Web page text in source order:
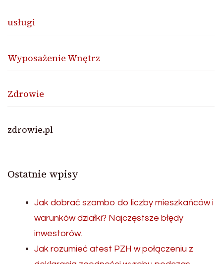
usługi
Wyposażenie Wnętrz
Zdrowie
zdrowie.pl
Ostatnie wpisy
Jak dobrać szambo do liczby mieszkańców i
warunków działki? Najczęstsze błędy
inwestorów.
Jak rozumieć atest PZH w połączeniu z